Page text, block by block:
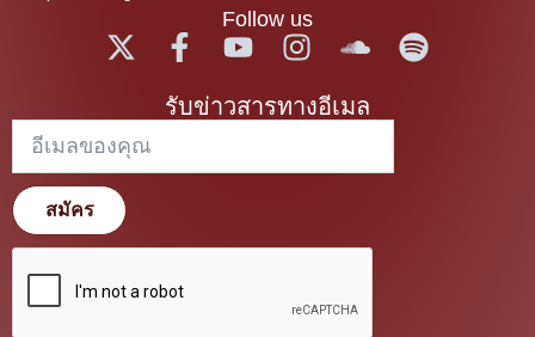
Follow us
รับข่าวสารทางอีเมล
สมัคร